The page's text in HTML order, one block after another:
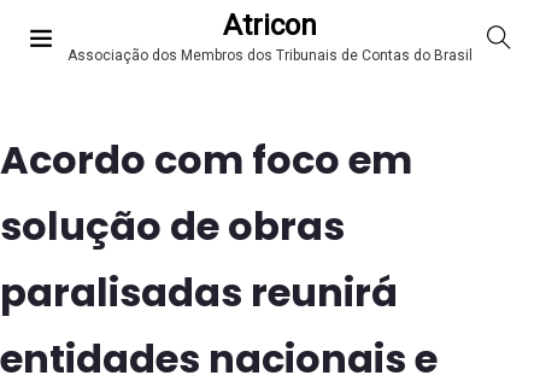
Atricon
Associação dos Membros dos Tribunais de Contas do Brasil
Acordo com foco em
solução de obras
paralisadas reunirá
entidades nacionais e